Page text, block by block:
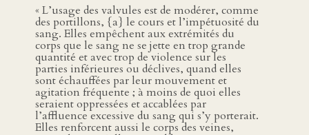
« L’usage des valvules est de modérer, comme
des portillons, {a} le cours et l’impétuosité du
sang. Elles empêchent aux extrémités du
corps que le sang ne se jette en trop grande
quantité et avec trop de violence sur les
parties inférieures ou déclives, quand elles
sont échauffées par leur mouvement et
agitation fréquente ; à moins de quoi elles
seraient oppressées et accablées par
l’affluence excessive du sang qui s’y porterait.
Elles renforcent aussi le corps des veines,